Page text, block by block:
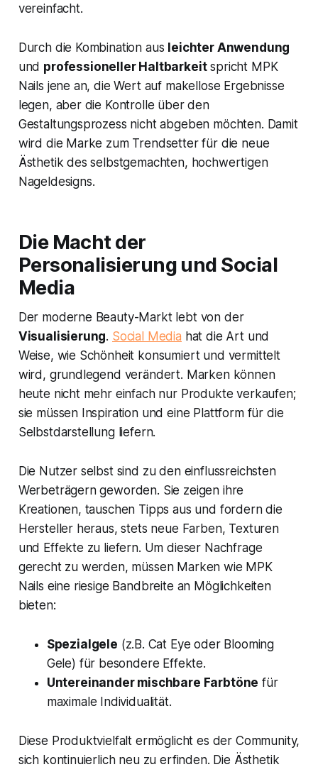
vereinfacht.
Durch die Kombination aus leichter Anwendung
und professioneller Haltbarkeitspricht MPK
Nails jene an, die Wert auf makellose Ergebnisse
legen, aber die Kontrolle über den
Gestaltungsprozess nicht abgeben möchten. Damit
wird die Marke zum Trendsetter für die neue
Ästhetik des selbstgemachten, hochwertigen
Nageldesigns.
Die Macht der
Personalisierung und Social
Media
Der moderne Beauty-Markt lebt von der
Visualisierung. Social Media hat die Art und
Weise, wie Schönheit konsumiert und vermittelt
wird, grundlegend verändert. Marken können
heute nicht mehr einfach nur Produkte verkaufen;
sie müssen Inspiration und eine Plattform für die
Selbstdarstellung liefern.
Die Nutzer selbst sind zu den einflussreichsten
Werbeträgern geworden. Sie zeigen ihre
Kreationen, tauschen Tipps aus und fordern die
Hersteller heraus, stets neue Farben, Texturen
und Effekte zu liefern. Um dieser Nachfrage
gerecht zu werden, müssen Marken wie MPK
Nails eine riesige Bandbreite an Möglichkeiten
bieten:
Spezialgele (z.B. Cat Eye oder Blooming
Gele) für besondere Effekte.
Untereinander mischbare Farbtöne für
maximale Individualität.
Diese Produktvielfalt ermöglicht es der Community,
sich kontinuierlich neu zu erfinden. Die Ästhetik